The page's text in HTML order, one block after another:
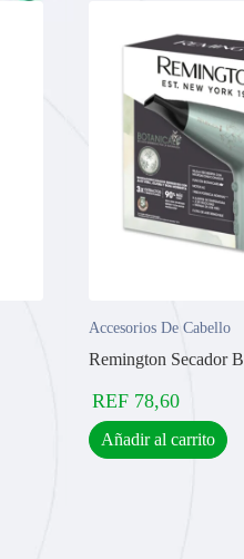
Accesorios De Cabello
Remington Secador
REF 78,60
Añadir al carrito